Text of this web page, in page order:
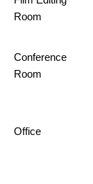
Room
Conference
Room
Office